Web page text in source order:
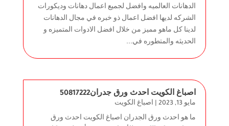
الدهانات العالميه وافضل لجميع اعمال دهانات وديكورات
الشركه لديها افضل اعمال ذو خبره في مجال الدهانات
لدينا كل ماهو مميز من خلال افضل الادوات المتميزه و
الحديثه والمتطوره في...
اصباغ الكويت احدث ورق جدران50817222
مايو 13, 2023 | اصباغ الكويت
ما هو احدث ورق الجدران اصباغ الكويت احدث ورق